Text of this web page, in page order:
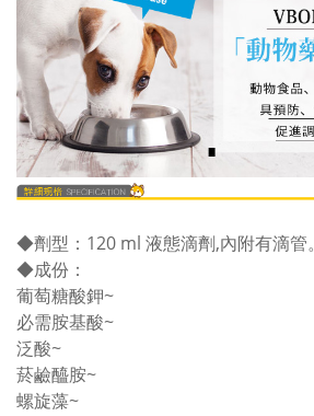
◆劑型：120 ml 液態滴劑,內附有滴管。
◆成份：
葡萄糖酸鉀~
必需胺基酸~
泛酸~
菸鹼醯胺~
螺旋藻~